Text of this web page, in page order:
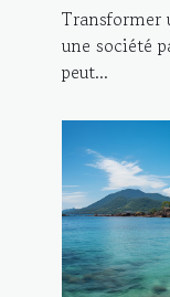
Transformer
une société
peut...